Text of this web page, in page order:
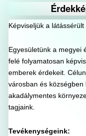
Képviseljük a
Egyesületünk a megyei
felé folyamatosan
emberek érdekeit.
városban és községben
akadálymentes
tagjaink.
Tevékenységeink: